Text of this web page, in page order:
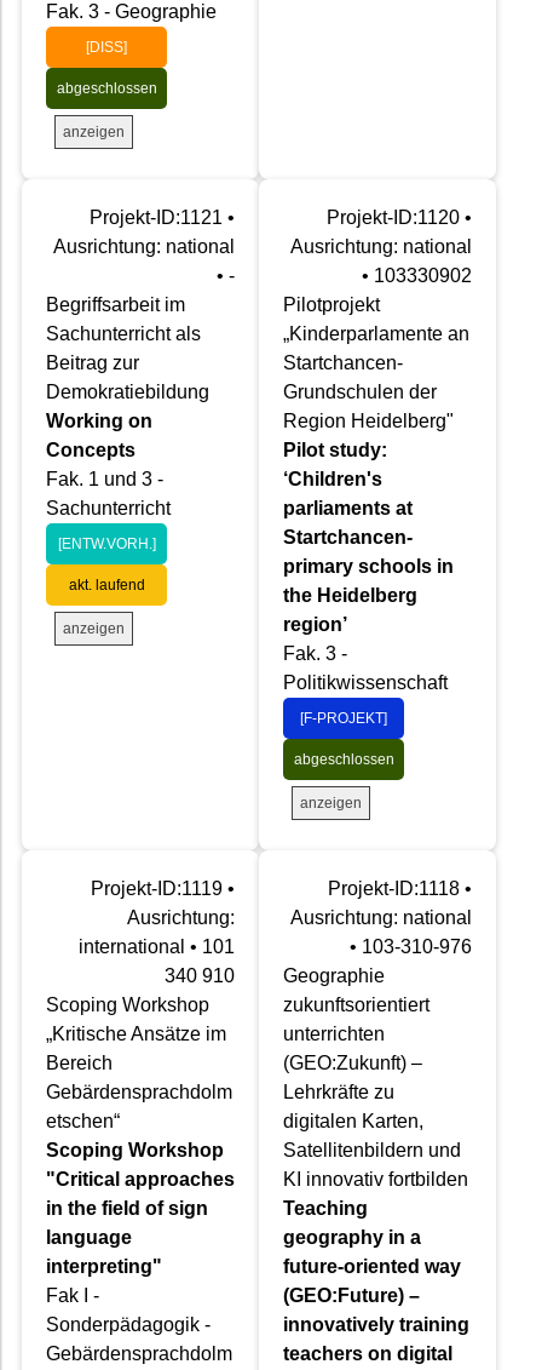
Fak. 3 - Geographie
[DISS]
abgeschlossen
anzeigen
Projekt-ID:1121 •
Ausrichtung: national
• -
Begriffsarbeit im
Sachunterricht als
Beitrag zur
Demokratiebildung
Working on
Concepts
Fak. 1 und 3 -
Sachunterricht
[ENTW.VORH.]
akt. laufend
anzeigen
Projekt-ID:1120 •
Ausrichtung: national
• 103330902
Pilotprojekt
„Kinderparlamente an
Startchancen-
Grundschulen der
Region Heidelberg"
Pilot study:
‘Children's
parliaments at
Startchancen-
primary schools in
the Heidelberg
region’
Fak. 3 -
Politikwissenschaft
[F-PROJEKT]
abgeschlossen
anzeigen
Projekt-ID:1119 •
Ausrichtung:
international • 101
340 910
Scoping Workshop
„Kritische Ansätze im
Bereich
Gebärdensprachdolm
etschen“
Scoping Workshop
"Critical approaches
in the field of sign
language
interpreting"
Fak I -
Sonderpädagogik -
Gebärdensprachdolm
Projekt-ID:1118 •
Ausrichtung: national
• 103-310-976
Geographie
zukunftsorientiert
unterrichten
(GEO:Zukunft) –
Lehrkräfte zu
digitalen Karten,
Satellitenbildern und
KI innovativ fortbilden
Teaching
geography in a
future-oriented way
(GEO:Future) –
innovatively training
teachers on digital